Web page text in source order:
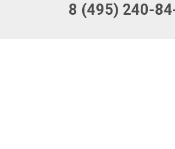
8 (495) 240-